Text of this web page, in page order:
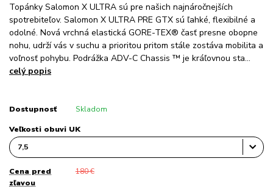
Topánky Salomon X ULTRA sú pre našich najnáročnejších
spotrebiteľov. Salomon X ULTRA PRE GTX sú ľahké, flexibilné a
odolné. Nová vrchná elastická GORE-TEX® časť presne obopne
nohu, udrží vás v suchu a prioritou pritom stále zostáva mobilita a
voľnosť pohybu. Podrážka ADV-C Chassis ™ je kráľovnou sta...
celý popis
Dostupnosť Skladom
Veľkosti obuvi UK
Cena pred
zľavou
180 €